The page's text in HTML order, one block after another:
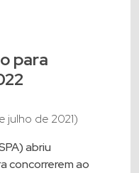
para
julho de 2021)
abriu
concorrerem ao